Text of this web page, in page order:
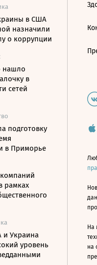
в США
назначили
о коррупции
нашло
в
сетей
подготовку
в Приморье
рамках
Украина
уровень
На
на